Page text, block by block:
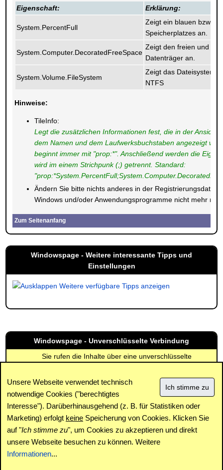
Eigenschaft: Erklärung:
System.PercentFull
Zeigt ein blauen bzw.
Speicherplatzes an.
System.Computer.DecoratedFreeSpace
Zeigt den freien und
Datenträger an.
System.Volume.FileSystem
Zeigt das Dateisystem
NTFS
Hinweise:
TileInfo:
Legt die zusätzlichen Informationen fest, die in der Ansicht
dem Namen und dem Laufwerksbuchstaben angezeigt
beginnt immer mit "prop:*". Anschließend werden die
wird im einem Strichpunk (;) getrennt. Standard:
Ändern Sie bitte nichts anderes in der Registrierungsdatei.
Windows und/oder Anwendungsprogramme nicht mehr
Zum Seitenanfang
Windowspage - Weitere interessante Tipps und
Einstellungen
Weitere verfügbare Tipps anzeigen
Unsere Webseite verwendet technisch
notwendige Cookies ("berechtigtes
Interesse"). Darüberhinausgehend (z. B. für Statistiken oder
Marketing) erfolgt keine Speicherung von Cookies. Klicken Sie
auf "Ich stimme zu", um Cookies zu akzeptieren und direkt
unsere Webseite besuchen zu können. Weitere
Informationen...
Windowspage - Unverschlüsselte Verbindung
Sie rufen die Inhalte über eine unverschlüsselte
verschlüsselte Verbindung (SSL) abgerufen werden:
https://www.windowspage.de/tipps/021705.html
Impressum | Kontakt | Datenschutz / Cookies |
SPAM /
Abuse
| Newsletter | Forum